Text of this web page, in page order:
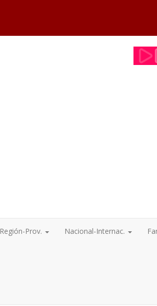
Región-Prov. Nacional-Internac.